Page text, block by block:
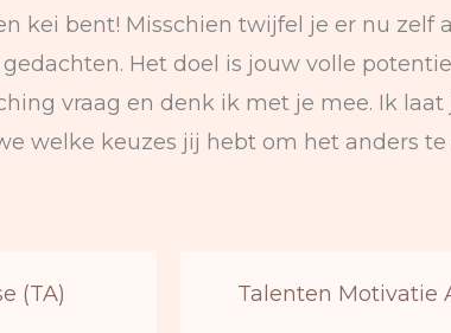
kei bent! Misschien twijfel je er nu zelf
Het doel is jouw volle
vraag en denk ik met je mee. Ik
welke keuzes jij hebt om het anders
(TA) Talenten Motivatie